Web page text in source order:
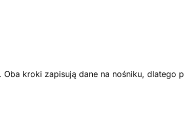
kroki zapisują dane na nośniku, dlatego